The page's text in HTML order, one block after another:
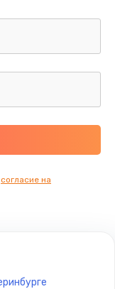
согласие на